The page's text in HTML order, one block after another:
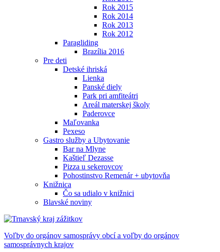
Rok 2015
Rok 2014
Rok 2013
Rok 2012
Paragliding
Brazília 2016
Pre deti
Detské ihriská
Lienka
Panské diely
Park pri amfiteátri
Areál materskej školy
Paderovce
Maľovanka
Pexeso
Gastro služby a Ubytovanie
Bar na Mlyne
Kaštieľ Dezasse
Pizza u sekerovcov
Pohostinstvo Remenár + ubytovňa
Knižnica
Čo sa udialo v knižnici
Blavské noviny
Voľby do orgánov samosprávy obcí a voľby do orgánov
samosprávnych krajov